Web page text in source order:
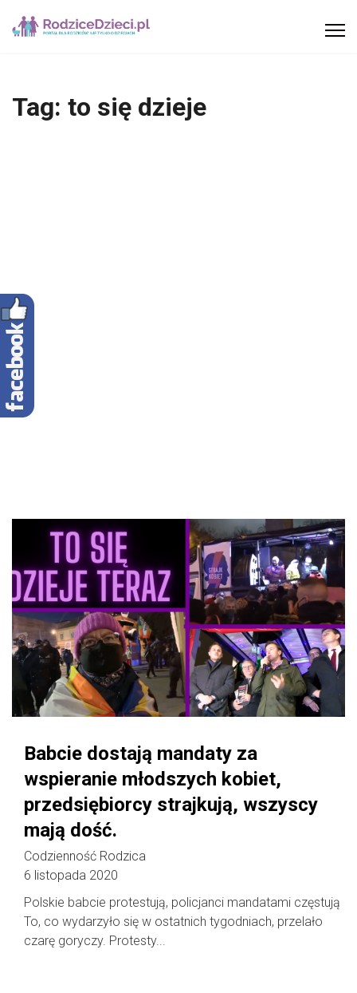
Tag: to się dzieje
Babcie dostają mandaty za
wspieranie młodszych kobiet,
przedsiębiorcy strajkują, wszyscy
mają dość.
Codzienność Rodzica
6 listopada 2020
Polskie babcie protestują, policjanci mandatami częstują
To, co wydarzyło się w ostatnich tygodniach, przelało
czarę goryczy. Protesty...